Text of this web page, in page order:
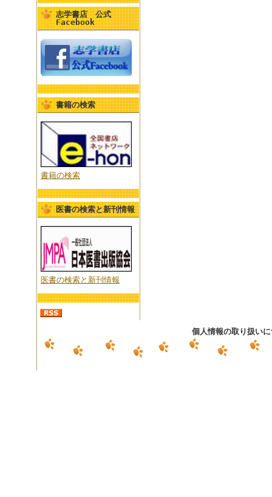
志学書店 公式
Facebook
書籍の検索
書籍の検索
医書の検索と新刊情報
医書の検索と新刊情報
個人情報の取り扱い